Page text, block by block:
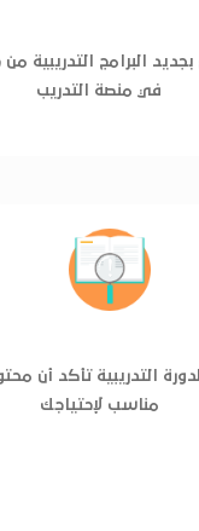
البرامج التدريبية
في منصة التدريب
التدريبية تأكد أن
مناسب لإحتياجك